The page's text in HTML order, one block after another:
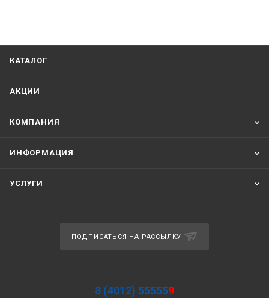
КАТАЛОГ
АКЦИИ
КОМПАНИЯ
ИНФОРМАЦИЯ
УСЛУГИ
ПОДПИСАТЬСЯ НА РАССЫЛКУ
8 (4012) 555559